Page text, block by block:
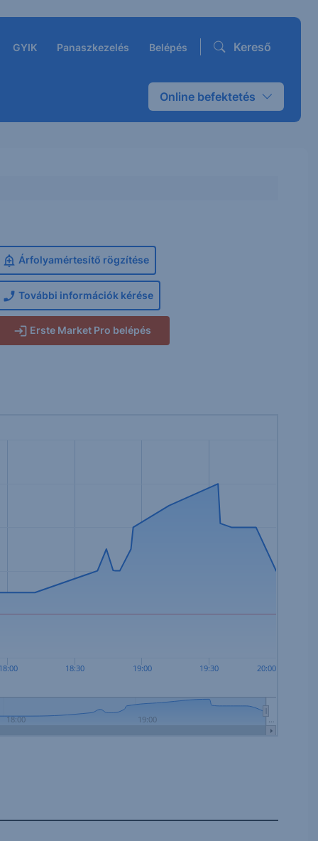
GYIK Panaszkezelés Belépés Kereső
Online befektetés
Árfolyamértesítő rögzítése
További információk kérése
Erste Market Pro belépés
18:30 19:00 19:30 20:00
18:00 19:00 …